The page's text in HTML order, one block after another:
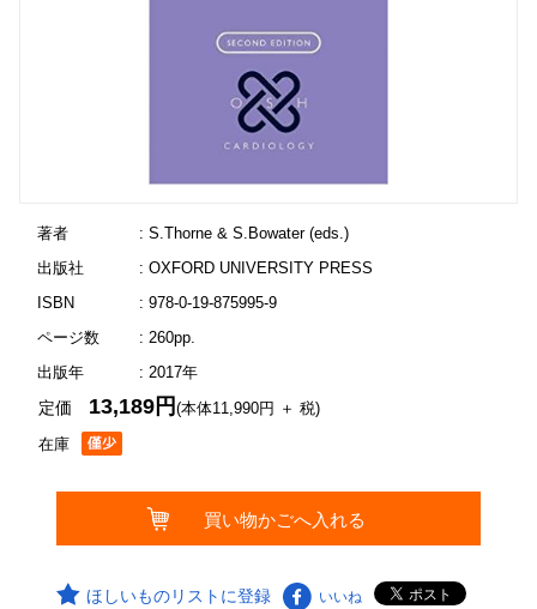
著者
: S.Thorne & S.Bowater (eds.)
出版社
: OXFORD UNIVERSITY PRESS
ISBN
: 978-0-19-875995-9
ページ数
: 260pp.
出版年
: 2017年
在庫
定価 13,189円(本体11,990円 ＋ 税)
ほしいものリストに登録 いいね